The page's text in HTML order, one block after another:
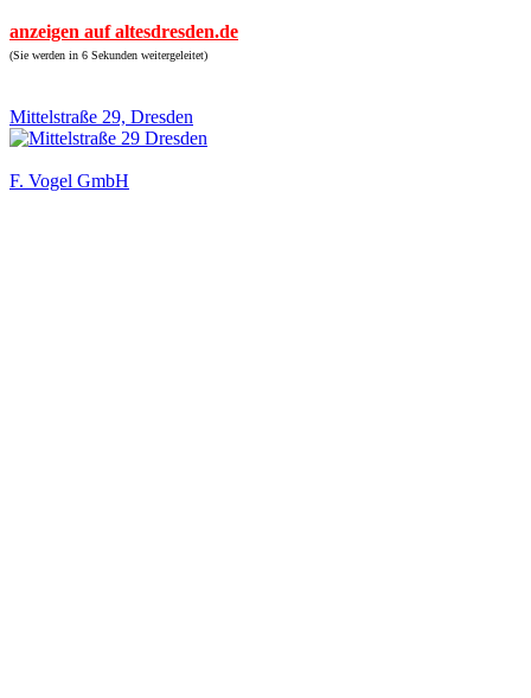
anzeigen auf altesdresden.de
(Sie werden in 6 Sekunden weitergeleitet)
Mittelstraße 29, Dresden
F. Vogel GmbH